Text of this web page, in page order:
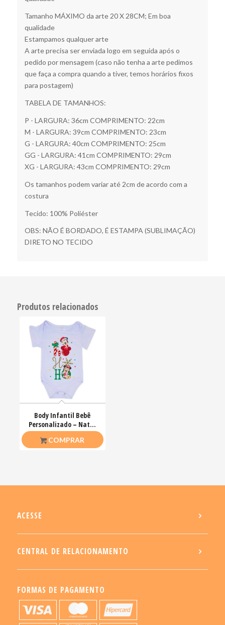
Tamanho MÁXIMO da arte 20 X 28CM; Em boa
qualidade
Estampamos qualquer arte
A arte precisa ser enviada logo em seguida após o
pedido por mensagem (caso não tenha a arte pedimos
que faça a compra quando a tiver, temos horários fixos
para postagem)
TABELA DE TAMANHOS:
P - LARGURA: 36cm COMPRIMENTO: 22cm
M - LARGURA: 39cm COMPRIMENTO: 23cm
G - LARGURA: 40cm COMPRIMENTO: 25cm
GG - LARGURA: 41cm COMPRIMENTO: 29cm
XG - LARGURA: 43cm COMPRIMENTO: 29cm
Os tamanhos podem variar até 2cm de acordo com a
costura
Tecido: 100% Poliéster
OBS: NÃO É BORDADO, É ESTAMPA (SUBLIMAÇÃO)
DIRETO NO TECIDO
Produtos relacionados
Body Infantil Bebê
Personalizado – Natal
do Mickey e Minnie
COMPRAR
ACESSE
CENTRAL DE RELACIONAMENTO
FORMAS DE PAGAMENTO